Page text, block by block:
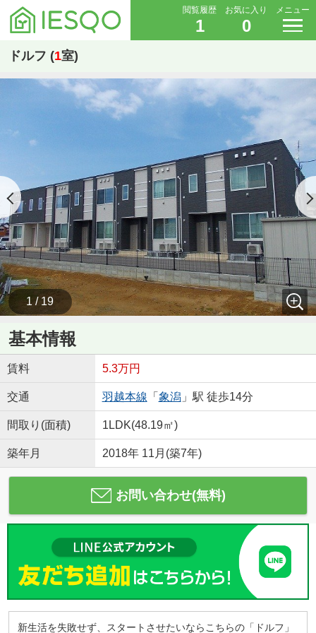
閲覧履歴
1
お気に入り
0
メニュー
ドルフ (1室)
1 / 19
基本情報
賃料 5.3万円
交通 羽越本線 「 象潟」駅 徒歩14分
間取り(面積) 1LDK(48.19㎡)
築年月 2018年 11月(築7年)
お問い合わせ(無料)
新生活を失敗せず、スタートさせたいならこちらの「ドルフ」